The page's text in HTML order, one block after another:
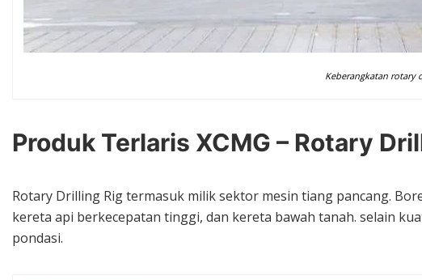
Keberangkatan rotary
Produk Terlaris XCMG – Rotary
Rotary Drilling Rig termasuk milik sektor mesin tiang pancang.
kereta api berkecepatan tinggi, dan kereta bawah tanah. selain
pondasi.